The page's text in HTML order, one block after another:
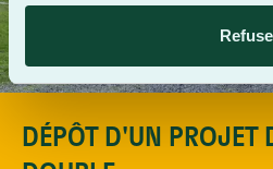
DÉPÔT D'UN PROJET